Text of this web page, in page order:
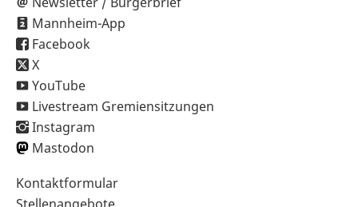
Mannheim-App
Facebook
X
YouTube
Livestream Gremiensitzungen
Instagram
Mastodon
Sekundärnavigation
Kontaktformular